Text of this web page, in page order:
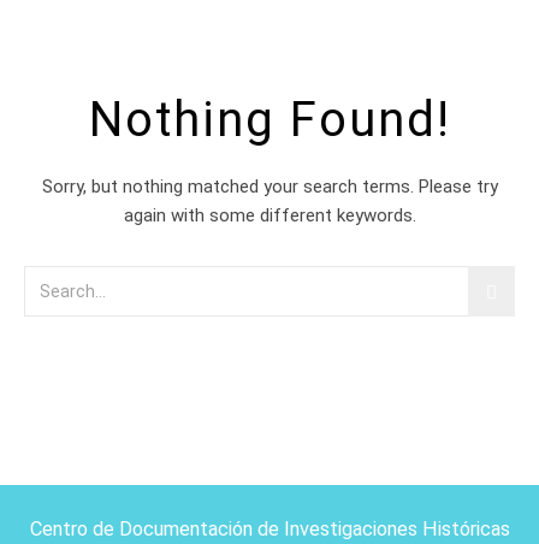
Nothing Found!
Sorry, but nothing matched your search terms. Please try
again with some different keywords.
Centro de Documentación de Investigaciones Históricas